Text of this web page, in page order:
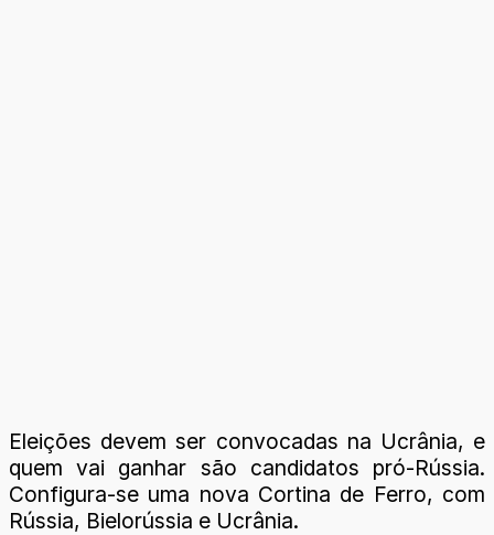
Eleições devem ser convocadas na Ucrânia, e
quem vai ganhar são candidatos pró-Rússia.
Configura-se uma nova Cortina de Ferro, com
Rússia, Bielorússia e Ucrânia.